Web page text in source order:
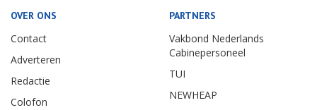
OVER ONS
Contact
Adverteren
Redactie
Colofon
PARTNERS
Vakbond Nederlands
Cabinepersoneel
TUI
NEWHEAP